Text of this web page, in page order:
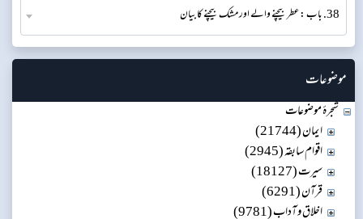
38. باب : عطر بیچنے والے اور مشک بیچنے کا بیان
موضوعات
شجرۂ موضوعات
ایمان (21744)
اقوام سابقہ (2945)
سیرت (18127)
قرآن (6291)
اخلاق و آداب (9781)